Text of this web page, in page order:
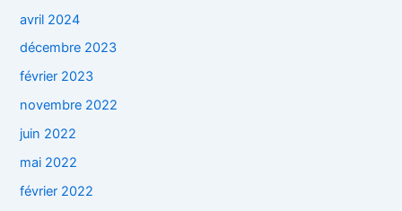
avril 2024
décembre 2023
février 2023
novembre 2022
juin 2022
mai 2022
février 2022